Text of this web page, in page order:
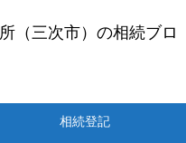
（三次市）の相続ブロ
相続登記